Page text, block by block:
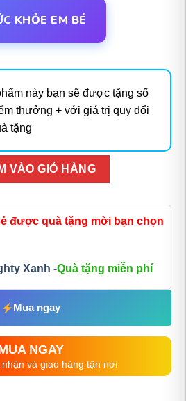
KHỎE EM BÉ
này bạn sẽ được tặng số
thưởng + với giá trị quy đổi
tặng
VÀO GIỎ HÀNG
được quà tặng mời bạn chọn
Xanh -Quà tặng miễn phí
Mua ngay
NGAY
và giao hàng tận nơi